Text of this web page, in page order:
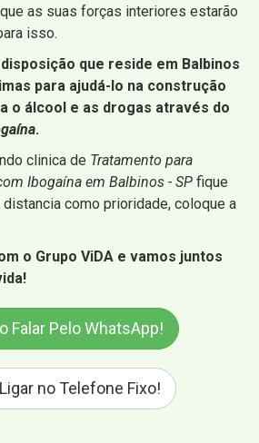
as suas forças interiores estarão
isso.
que reside em Balbinos
para ajudá-lo na construção
o álcool e as drogas através do
.
clinica de Tratamento para
Ibogaína em Balbinos - SP fique
como prioridade, coloque a
o Grupo ViDA e vamos juntos
Falar Pelo WhatsApp!
no Telefone Fixo!